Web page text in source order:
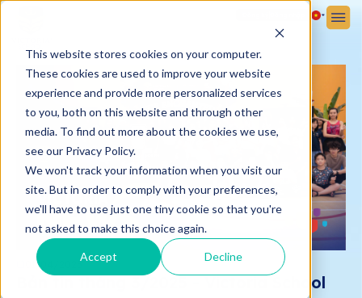
This website stores cookies on your computer.
These cookies are used to improve your website
experience and provide more personalized services
to you, both on this website and through other
media. To find out more about the cookies we use,
see our Privacy Policy.
We won't track your information when you visit our
site. But in order to comply with your preferences,
we'll have to use just one tiny cookie so that you're
not asked to make this choice again.
Accept Decline
01/04/2025
Bản tin tháng 3/2025 - Victoria School